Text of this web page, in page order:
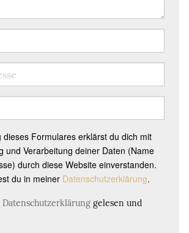
dieses Formulares erklärst du dich mit
und Verarbeitung deiner Daten (Name
durch diese Website einverstanden.
du in meiner Datenschutzerklärung.
Datenschutzerklärung gelesen und